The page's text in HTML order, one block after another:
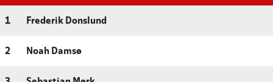
1 Frederik Donslund
2 Noah Damsø